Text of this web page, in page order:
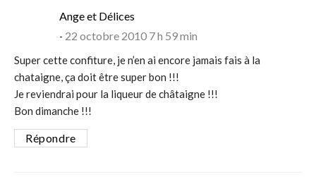
Ange et Délices
22 octobre 2010 7 h 59 min
Super cette confiture, je n’en ai encore jamais fais à la
chataigne, ça doit être super bon !!!
Je reviendrai pour la liqueur de châtaigne !!!
Bon dimanche !!!
Répondre